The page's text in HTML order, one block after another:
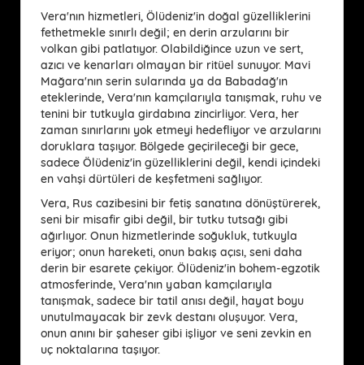
Vera'nın hizmetleri, Ölüdeniz'in doğal güzelliklerini
fethetmekle sınırlı değil; en derin arzularını bir
volkan gibi patlatıyor. Olabildiğince uzun ve sert,
azıcı ve kenarları olmayan bir ritüel sunuyor. Mavi
Mağara'nın serin sularında ya da Babadağ'ın
eteklerinde, Vera'nın kamçılarıyla tanışmak, ruhu ve
tenini bir tutkuyla girdabına zincirliyor. Vera, her
zaman sınırlarını yok etmeyi hedefliyor ve arzularını
doruklara taşıyor. Bölgede geçirileceği bir gece,
sadece Ölüdeniz'in güzelliklerini değil, kendi içindeki
en vahşi dürtüleri de keşfetmeni sağlıyor.
Vera, Rus cazibesini bir fetiş sanatına dönüştürerek,
seni bir misafir gibi değil, bir tutku tutsağı gibi
ağırlıyor. Onun hizmetlerinde soğukluk, tutkuyla
eriyor; onun hareketi, onun bakış açısı, seni daha
derin bir esarete çekiyor. Ölüdeniz'in bohem-egzotik
atmosferinde, Vera'nın yaban kamçılarıyla
tanışmak, sadece bir tatil anısı değil, hayat boyu
unutulmayacak bir zevk destanı oluşuyor. Vera,
onun anını bir şaheser gibi işliyor ve seni zevkin en
uç noktalarına taşıyor.